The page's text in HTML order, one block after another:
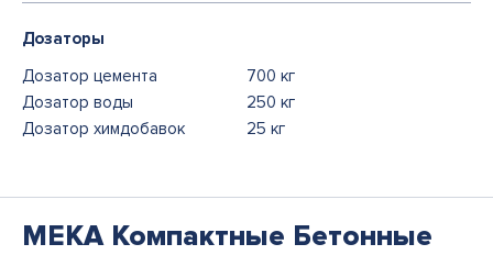
Дозаторы
Дозатор цемента
Дозатор воды
Дозатор химдобавок
700 кг
250 кг
25 кг
MEKA Компактные Бетонные